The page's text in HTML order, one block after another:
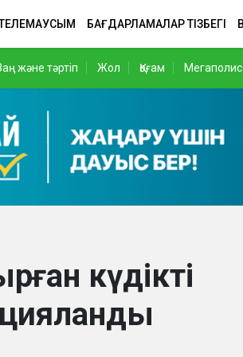
БАҒДАРЛАМАЛАР ТІЗБЕГІ
және тәртіп Жол Қоғам
күдікті